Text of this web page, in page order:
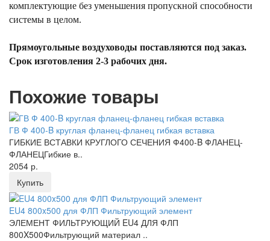
комплектующие без уменьшения пропускной способности
системы в целом.
Прямоугольные воздуховоды поставляются под заказ.
Срок изготовления 2-3 рабочих дня.
Похожие товары
ГВ Ф 400-B круглая фланец-фланец гибкая вставка
ГИБКИЕ ВСТАВКИ КРУГЛОГО СЕЧЕНИЯ Ф400-B ФЛАНЕЦ-
ФЛАНЕЦГибкие в..
2054 р.
Купить
EU4 800x500 для ФЛП Фильтрующий элемент
ЭЛЕМЕНТ ФИЛЬТРУЮЩИЙ EU4 ДЛЯ ФЛП
800X500Фильтрующий материал ..